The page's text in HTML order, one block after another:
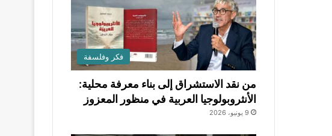
فكر وفلسفة
من نقد الاستشراق إلى بناء معرفة محلية:
الأنثروبولوجيا العربية في منظور المعزوز
9 يونيو، 2026